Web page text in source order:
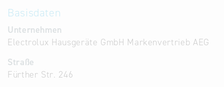
Basisdaten
Unternehmen
Electrolux Hausgeräte GmbH Markenvertrieb AEG
Straße
Fürther Str. 246